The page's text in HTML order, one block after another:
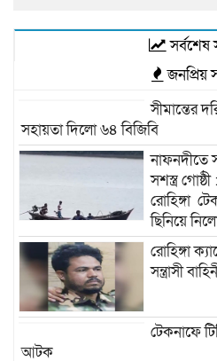
সর্বশেষ
জনপ্রিয়
সীমান্তের
সহায়তা দিলো ৬৪ বিজিবি
নাফনদীতে
সশস্ত্র
রোহিঙ্গা
ছিনিয়ে
রোহিঙ্গা
সন্ত্রাসী
টেকনাফে
আটক